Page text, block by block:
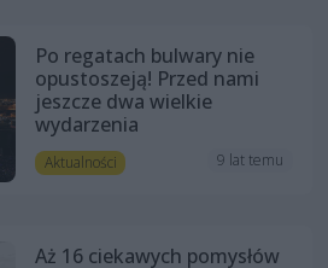
Po regatach bulwary nie
opustoszeją! Przed nami
jeszcze dwa wielkie
wydarzenia
Aktualności 9 lat temu
Aż 16 ciekawych pomysłów